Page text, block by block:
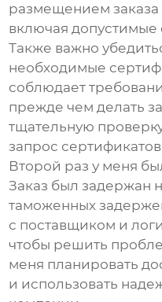
размещением заказа
включая допустимые
Также важно
необходимые
соблюдает
прежде чем делать
тщательную
запрос
Второй раз у меня
Заказ был задержан
таможенных
с поставщиком и
чтобы решить
меня планировать
и использовать